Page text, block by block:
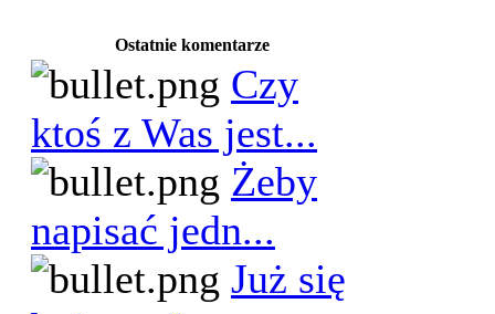
Ostatnie komentarze
Czy
ktoś z Was jest...
Żeby
napisać jedn...
Już się